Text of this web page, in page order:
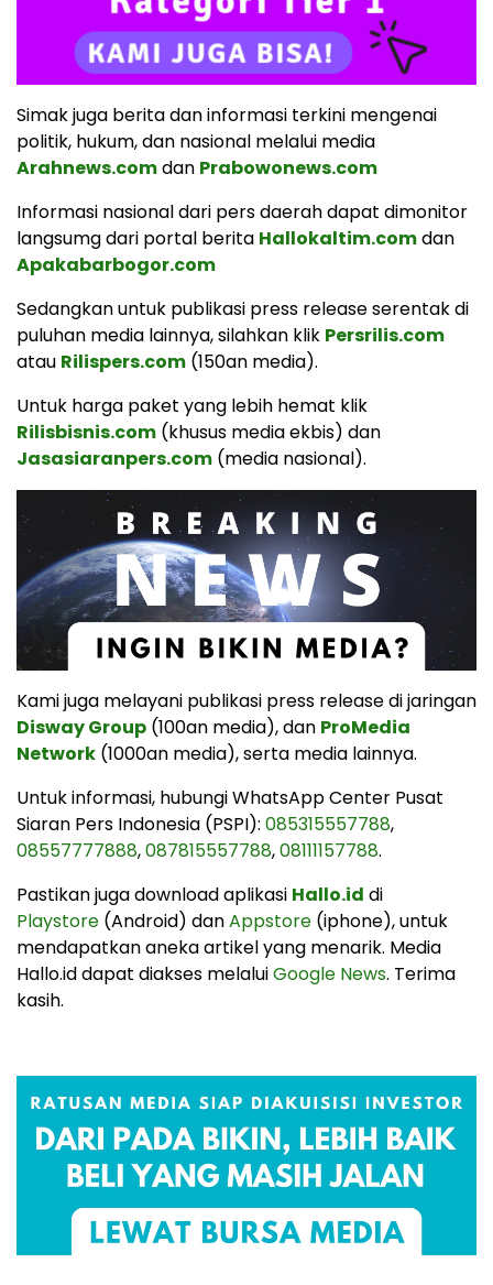
Simak juga berita dan informasi terkini mengenai
politik, hukum, dan nasional melalui media
Arahnews.comdan Prabowonews.com
Informasi nasional dari pers daerah dapat dimonitor
langsumg dari portal berita Hallokaltim.comdan
Apakabarbogor.com
Sedangkan untuk publikasi press release serentak di
puluhan media lainnya, silahkan klik Persrilis.com
atau Rilispers.com (150an media).
Untuk harga paket yang lebih hemat klik
Rilisbisnis.com (khusus media ekbis) dan
Jasasiaranpers.com (media nasional).
Kami juga melayani publikasi press release di jaringan
Disway Group (100an media), dan ProMedia
Network (1000an media), serta media lainnya.
Untuk informasi, hubungi WhatsApp Center Pusat
Siaran Pers Indonesia (PSPI): 085315557788,
08557777888,087815557788,08111157788.
Pastikan juga download aplikasi Hallo.id di
Playstore (Android) danAppstore (iphone), untuk
mendapatkan aneka artikel yang menarik. Media
Hallo.id dapat diakses melaluiGoogle News. Terima
kasih.